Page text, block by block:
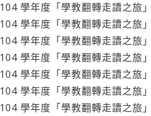
104 學年度「學教翻轉走讀之旅
104 學年度「學教翻轉走讀之旅
104 學年度「學教翻轉走讀之旅
104 學年度「學教翻轉走讀之旅
104 學年度「學教翻轉走讀之旅
104 學年度「學教翻轉走讀之旅
104 學年度「學教翻轉走讀之旅